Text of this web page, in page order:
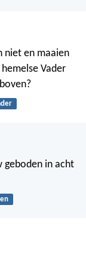
niet en maaien
Vader
geboden in acht